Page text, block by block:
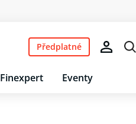
Finexpert Eventy
Předplatné